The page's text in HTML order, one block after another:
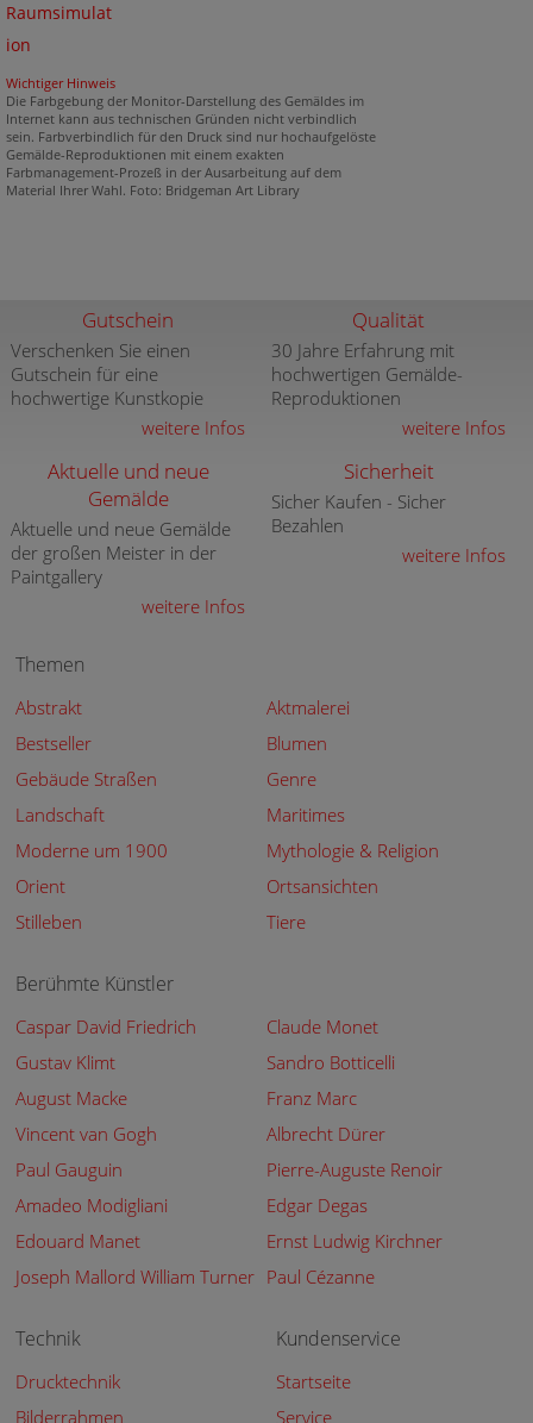
Raumsimulat
ion
Wichtiger Hinweis
Die Farbgebung der Monitor-Darstellung des Gemäldes im
Internet kann aus technischen Gründen nicht verbindlich
sein. Farbverbindlich für den Druck sind nur hochaufgelöste
Gemälde-Reproduktionen mit einem exakten
Farbmanagement-Prozeß in der Ausarbeitung auf dem
Material Ihrer Wahl. Foto: Bridgeman Art Library
Gutschein
Verschenken Sie einen
Gutschein für eine
hochwertige Kunstkopie
weitere Infos
Qualität
30 Jahre Erfahrung mit
hochwertigen Gemälde-
Reproduktionen
weitere Infos
Aktuelle und neue
Gemälde
Aktuelle und neue Gemälde
der großen Meister in der
Paintgallery
weitere Infos
Sicherheit
Sicher Kaufen - Sicher
Bezahlen
weitere Infos
Themen
Abstrakt
Aktmalerei
Bestseller
Blumen
Gebäude Straßen
Genre
Landschaft
Maritimes
Moderne um 1900
Mythologie & Religion
Orient
Ortsansichten
Stilleben
Tiere
Berühmte Künstler
Caspar David Friedrich
Claude Monet
Gustav Klimt
Sandro Botticelli
August Macke
Franz Marc
Vincent van Gogh
Albrecht Dürer
Paul Gauguin
Pierre-Auguste Renoir
Amadeo Modigliani
Edgar Degas
Edouard Manet
Ernst Ludwig Kirchner
Joseph Mallord William Turner Paul Cézanne
Technik
Drucktechnik
Bilderrahmen
Kundenservice
Startseite
Service